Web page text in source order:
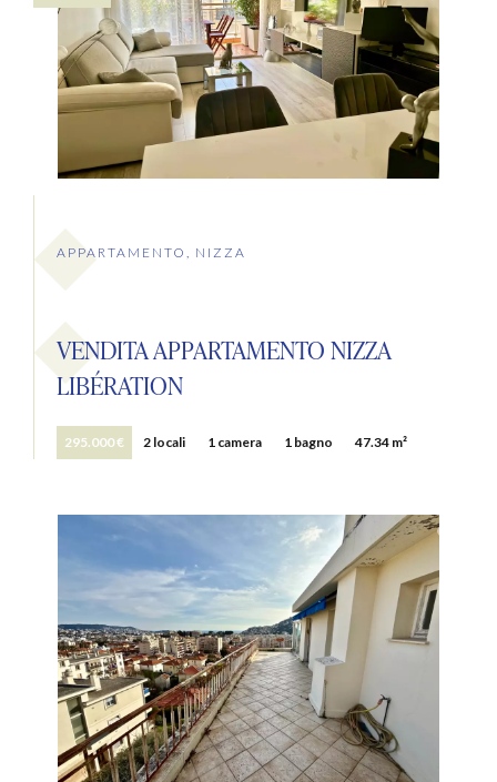
APPARTAMENTO, NIZZA
VENDITA APPARTAMENTO NIZZA
LIBÉRATION
295.000 € 2 locali 1 camera 1 bagno 47.34 m²